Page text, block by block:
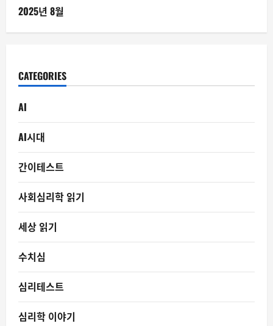
2025년 8월
CATEGORIES
AI
AI시대
간이테스트
사회심리학 읽기
세상 읽기
수치심
심리테스트
심리학 이야기